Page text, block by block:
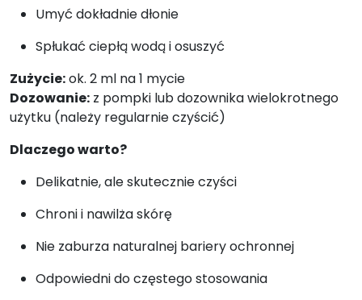
Umyć dokładnie dłonie
Spłukać ciepłą wodą i osuszyć
Zużycie:ok. 2 ml na 1 mycie
Dozowanie: z pompki lub dozownika wielokrotnego
użytku (należy regularnie czyścić)
Dlaczego warto?
Delikatnie, ale skutecznie czyści
Chroni i nawilża skórę
Nie zaburza naturalnej bariery ochronnej
Odpowiedni do częstego stosowania